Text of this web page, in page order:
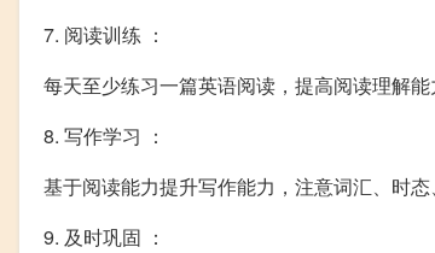
7. 阅读训练 ：
每天至少练习一篇英语阅读，提高阅读理解能
8. 写作学习 ：
基于阅读能力提升写作能力，注意词汇、时态
9. 及时巩固 ：